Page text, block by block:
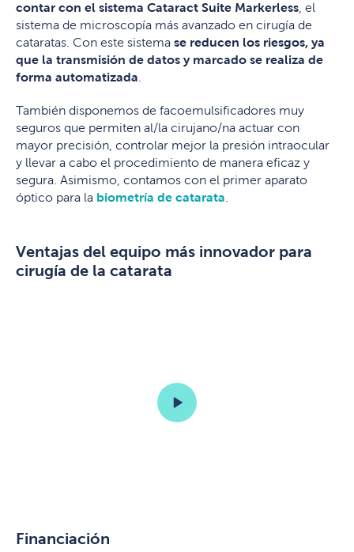
contar con el sistema Cataract Suite Markerless , el
sistema de microscopía más avanzado en cirugía de
cataratas. Con este sistema se reducen los riesgos, ya
que la transmisión de datos y marcado se realiza de
forma automatizada
También disponemos de facoemulsificadores muy
seguros que permiten al/la cirujano/na actuar con
mayor precisión, controlar mejor la presión intraocular
y llevar a cabo el procedimiento de manera eficaz y
segura. Asimismo, contamos con el primer aparato
óptico para la biometría de catarata
Ventajas del equipo más innovador para
cirugía de la catarata
Financiación